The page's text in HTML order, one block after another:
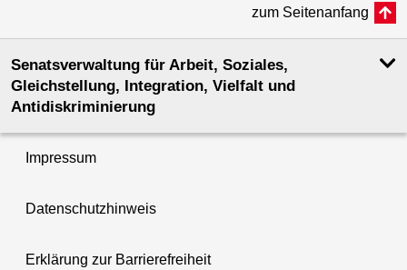
zum Seitenanfang
Senatsverwaltung für Arbeit, Soziales,
Gleichstellung, Integration, Vielfalt und
Antidiskriminierung
Impressum
Datenschutzhinweis
Erklärung zur Barrierefreiheit